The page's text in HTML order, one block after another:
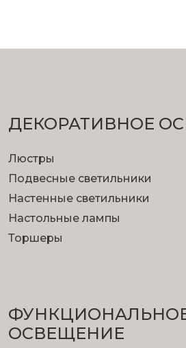
ДЕКОРАТИВНОЕ
Люстры
Подвесные светильники
Настенные светильники
Настольные лампы
Торшеры
ОСВЕЩЕНИЕ